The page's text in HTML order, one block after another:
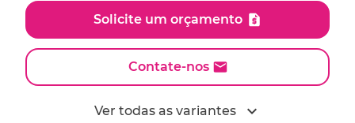
Solicite um orçamento
Contate-nos
Ver todas as variantes expand_more